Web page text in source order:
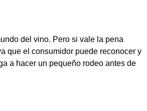
del vino. Pero si vale la pena
que el consumidor puede reconocer y
a hacer un pequeño rodeo antes de